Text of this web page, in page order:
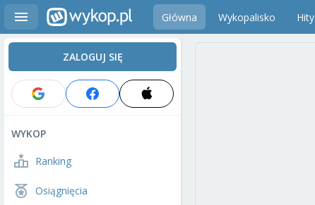
Główna Wykopalisko Hity
ZALOGUJ SIĘ
WYKOP
Ranking
Osiągnięcia